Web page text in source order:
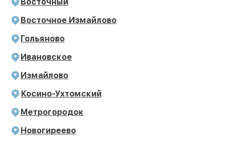
Восточное Измайлово
Гольяново
Ивановское
Измайлово
Косино-Ухтомский
Метрогородок
Новогиреево